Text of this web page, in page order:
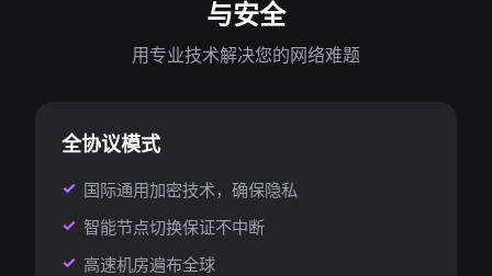
与安全
用专业技术解决您的网络难题
全协议模式
国际通用加密技术，确保隐私
智能节点切换保证不中断
高速机房遍布全球